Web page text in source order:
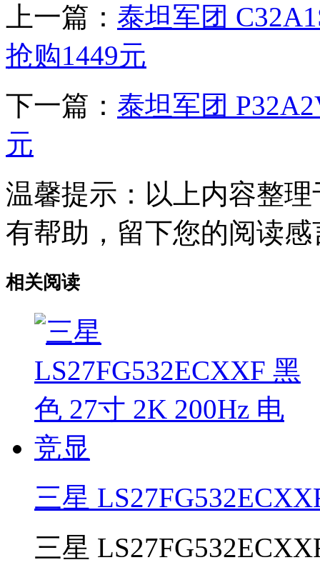
上一篇： 泰坦军团
抢购1449元
下一篇： 泰坦军团
元
温馨提示：以上内容整
有帮助，留下您的阅读感
相关阅读
三星
三星